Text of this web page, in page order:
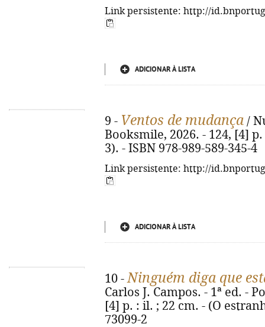
Link persistente: http://
ADICIONAR À LISTA
9 - Ventos de mudança /
Booksmile, 2026. - 124, [4]
3). - ISBN 978-989-589-345-4
Link persistente: http://
ADICIONAR À LISTA
10 -Ninguém diga que
Carlos J. Campos. - 1ª ed. -
[4] p. : il. ; 22 cm. - (O
73099-2